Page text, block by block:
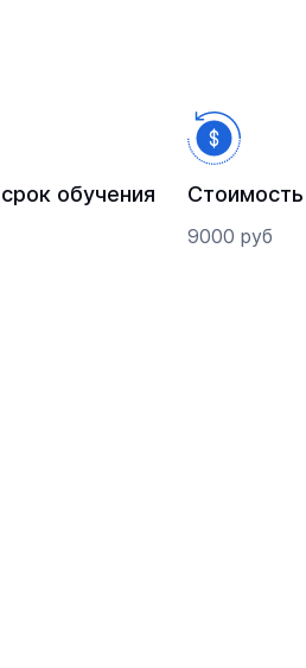
обучения
9000 руб